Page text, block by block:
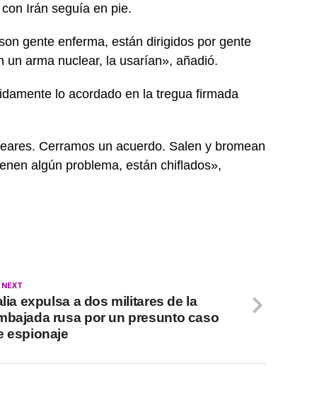
Irán seguía en pie.
gente enferma, están dirigidos por gente
arma nuclear, la usarían», añadió.
lo acordado en la tregua firmada
Cerramos un acuerdo. Salen y bromean
algún problema, están chiflados»,
NEXT
expulsa a dos militares de la
rusa por un presunto caso
espionaje